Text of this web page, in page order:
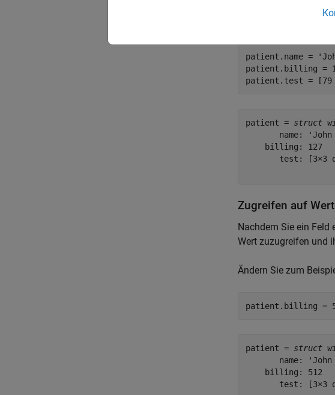
zuweisen. In diesem
patient.name =
patient.billing =
patient.test = [79
patient = struct
name: 'John
    billing: 127
test: [3×3
Zugreifen auf
Nachdem Sie ein Feld
Wert zuzugreifen und
Ändern Sie zum
patient.billing =
patient = struct
name: 'John
    billing: 512
test: [3×3